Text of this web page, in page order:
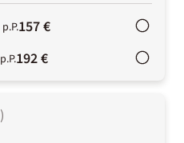
p.P.157 €
p.P.192 €
)